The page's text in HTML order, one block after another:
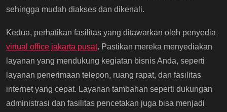
sehingga mudah diakses dan dikenali.
Kedua, perhatikan fasilitas yang ditawarkan oleh penyedia
virtual office jakarta pusat. Pastikan mereka menyediakan
layanan yang mendukung kegiatan bisnis Anda, seperti
layanan penerimaan telepon, ruang rapat, dan fasilitas
internet yang cepat. Layanan tambahan seperti dukungan
administrasi dan fasilitas pencetakan juga bisa menjadi